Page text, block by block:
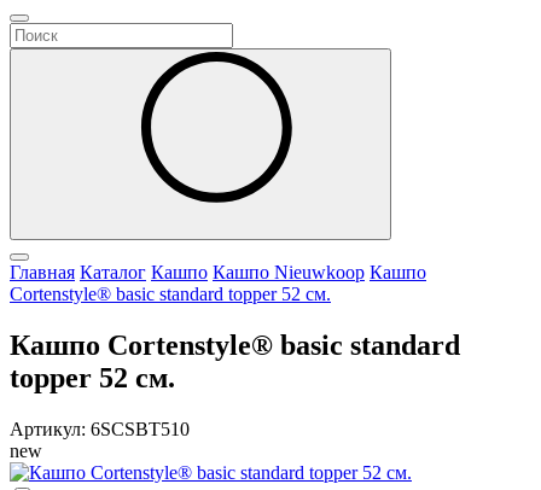
Главная Каталог Кашпо Кашпо Nieuwkoop Кашпо
Cortenstyle® basic standard topper 52 см.
Кашпо Cortenstyle® basic standard
topper 52 см.
Артикул: 6SCSBT510
new